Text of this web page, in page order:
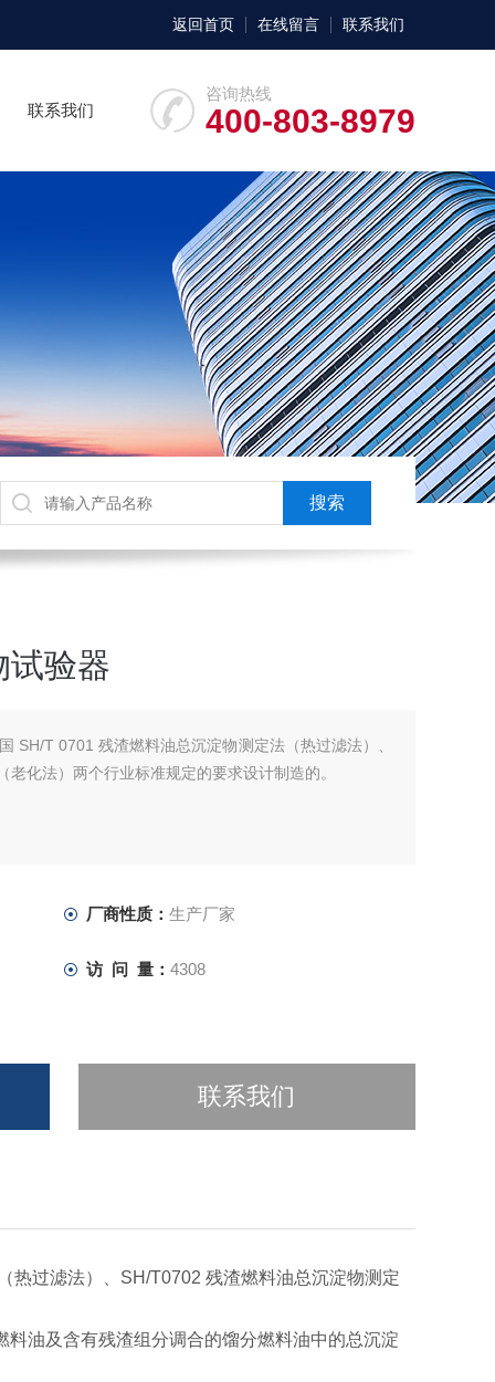
返回首页 在线留言 联系我们
咨询热线
400-803-8979
联系我们
试验器
SH/T 0701 残渣燃料油总沉淀物测定法（热过滤法）、
化法）两个行业标准规定的要求设计制造的。
厂商性质： 生产厂家
访 问 量： 4308
联系我们
热过滤法）、SH/T0702 残渣燃料油总沉淀物测定
油及含有残渣组分调合的馏分燃料油中的总沉淀